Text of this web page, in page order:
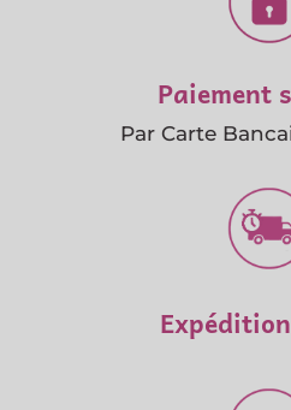
Paiement
Par Carte